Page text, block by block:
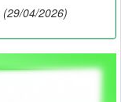
(29/04/2026)